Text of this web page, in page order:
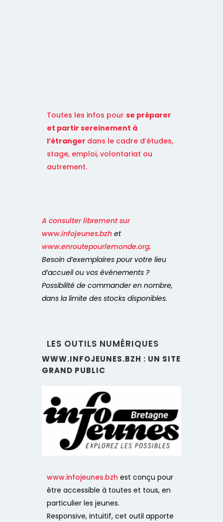
Toutes les infos pour se préparer
et partir sereinement à
l’étranger dans le cadre d’études,
stage, emploi, volontariat ou
autrement.
A consulter librement sur
www.infojeunes.bzh et
www.enroutepourlemonde.org.
Besoin d’exemplaires pour votre lieu
d’accueil ou vos événements ?
Possibilité de commander en nombre,
dans la limite des stocks disponibles.
LES OUTILS NUMÉRIQUES
WWW.INFOJEUNES.BZH : UN SITE
GRAND PUBLIC
www.infojeunes.bzh est conçu pour
être accessible à toutes et tous, en
particulier les jeunes.
Responsive, intuitif, cet outil apporte